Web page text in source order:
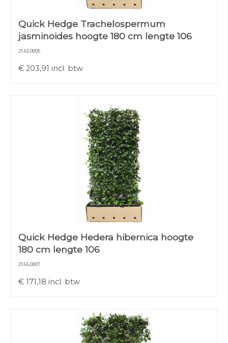
Quick Hedge Trachelospermum
jasminoides hoogte 180 cm lengte 106
21.65.0005
€ 203,91 incl. btw
Quick Hedge Hedera hibernica hoogte
180 cm lengte 106
21.65.0007
€ 171,18 incl. btw